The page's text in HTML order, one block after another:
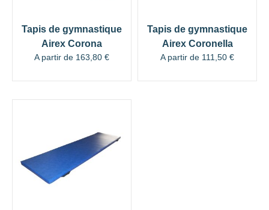
Tapis de gymnastique
Airex Corona
A partir de 163,80 €
Tapis de gymnastique
Airex Coronella
A partir de 111,50 €